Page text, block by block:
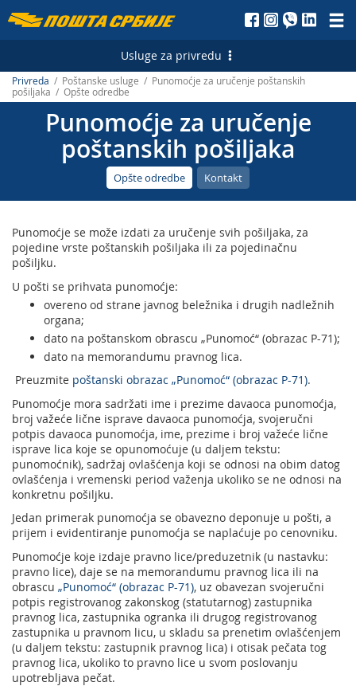
Пошта
д.о.о.
Usluge za privredu
Poštanske usluge
Pismonosne usluge - Srbija
Pismonosne usluge - Inostranstvo
Paketske usluge – Srbija
Ekspres usluge – Srbija
Ekspres usluge – Inostranstvo
Telegram – Srbija
Telegram – Inostranstvo
Pravilno adresovanje
Poštanski adresni kod (PAK)
Spisak zabranjenih artikala za uvoz
Punomoćje za uručenje poštanskih pošiljaka
Finansijske usluge
Platni promet
Transfer novca – Srbija
Usluge za banke
Logističke usluge
Prodaja, izdavanje i zakup nepokretnosti
Kataloška prodaja
PostFin porudžbina
Hibridna pošta
Sudske taksene marke
Marketinške usluge
Personalizovana poštanska marka
Štamparija Pošte Srbije
Oglašavanje u Pošti
Elektronski sertifikati i vremenski žigovi
ePoštar
Aplikativna rešenja Pošte Srbije
Privreda / Poštanske usluge / Punomoćje za uručenje poštanskih
pošiljaka / Opšte odredbe
Punomoćje za uručenje
poštanskih pošiljaka
Opšte odredbe Kontakt
Punomoćje se može izdati za uručenje svih pošiljaka, za
pojedine vrste poštanskih pošiljaka ili za pojedinačnu
pošiljku.
U pošti se prihvata punomoćje:
overeno od strane javnog beležnika i drugih nadležnih
organa;
dato na poštanskom obrascu „Punomoć“ (obrazac P-71);
dato na memorandumu pravnog lica.
Preuzmite poštanski obrazac „Punomoć“ (obrazac P-71).
Punomoćje mora sadržati ime i prezime davaoca punomoćja,
broj važeće lične isprave davaoca punomoćja, svojeručni
potpis davaoca punomoćja, ime, prezime i broj važeće lične
isprave lica koje se opunomoćuje (u daljem tekstu:
punomoćnik), sadržaj ovlašćenja koji se odnosi na obim datog
ovlašćenja i vremenski period važenja ukoliko se ne odnosi na
konkretnu pošiljku.
Jedan primerak punomoćja se obavezno deponuje u pošti, a
prijem i evidentiranje punomoćja se naplaćuje po cenovniku.
Punomoćje koje izdaje pravno lice/preduzetnik (u nastavku:
pravno lice), daje se na memorandumu pravnog lica ili na
obrascu „Punomoć“ (obrazac P-71), uz obavezan svojeručni
potpis registrovanog zakonskog (statutarnog) zastupnika
pravnog lica, zastupnika ogranka ili drugog registrovanog
zastupnika u pravnom licu, u skladu sa prenetim ovlašćenjem
(u daljem tekstu: zastupnik pravnog lica) i otisak pečata tog
pravnog lica, ukoliko to pravno lice u svom poslovanju
upotrebljava pečat.